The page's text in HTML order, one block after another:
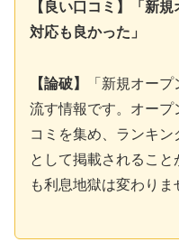
【良い口コミ】「新
対応も良かった」
【論破】
「新規オー
流す情報です。オープ
コミを集め、ランキン
として掲載されるこ
も利息地獄は変わりま